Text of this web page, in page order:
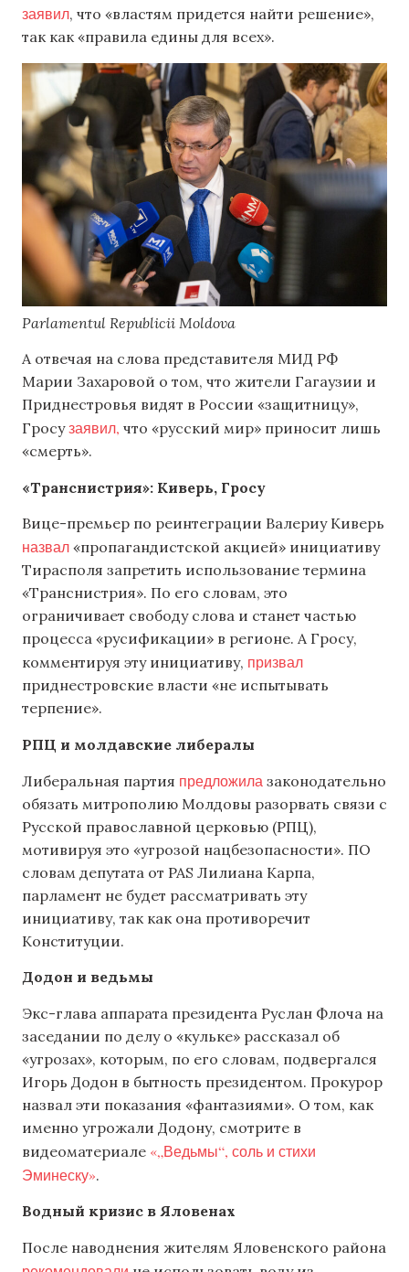
заявил, что «властям придется найти решение»,
так как «правила едины для всех».
Parlamentul Republicii Moldova
А отвечая на слова представителя МИД РФ
Марии Захаровой о том, что жители Гагаузии и
Приднестровья видят в России «защитницу»,
Гросузаявил, что «русский мир» приносит лишь
«смерть».
«Транснистрия»: Киверь, Гросу
Вице-премьер по реинтеграции Валериу Киверь
назвал «пропагандистской акцией» инициативу
Тирасполя запретить использование термина
«Транснистрия». По его словам, это
ограничивает свободу слова и станет частью
процесса «русификации» в регионе. А Гросу,
комментируя эту инициативу, призвал
приднестровские власти «не испытывать
терпение».
РПЦ и молдавские либералы
Либеральная партия предложила законодательно
обязать митрополию Молдовы разорвать связи с
Русской православной церковью (РПЦ),
мотивируя это «угрозой нацбезопасности». ПО
словам депутата от PAS Лилиана Карпа,
парламент не будет рассматривать эту
инициативу, так как она противоречит
Конституции.
Додон и ведьмы
Экс-глава аппарата президента Руслан Флоча на
заседании по делу о «кульке» рассказал об
«угрозах», которым, по его словам, подвергался
Игорь Додон в бытность президентом. Прокурор
назвал эти показания «фантазиями». О том, как
именно угрожали Додону, смотрите в
видеоматериале «„Ведьмы“, соль и стихи
Эминеску».
Водный кризис в Яловенах
После наводнения жителям Яловенского района